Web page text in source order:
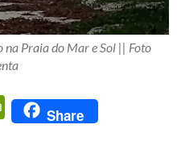
Praia do Mar e Sol || Foto
PrintFriendly
Share